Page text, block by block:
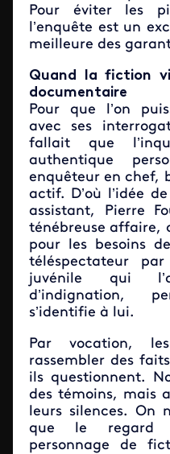
Pour éviter les
l’enquête est un
meilleure des
Quand la fiction
documentaire
Pour que l’on
avec ses
fallait que
authentique
enquêteur en chef,
actif. D’où l’idée
assistant, Pierre
ténébreuse affaire,
pour les besoins
téléspectateur
juvénile qui
d’indignation,
s’identifie à lui.
Par vocation,
rassembler des
ils questionnent.
des témoins, mais
leurs silences. On
que le regard
personnage de